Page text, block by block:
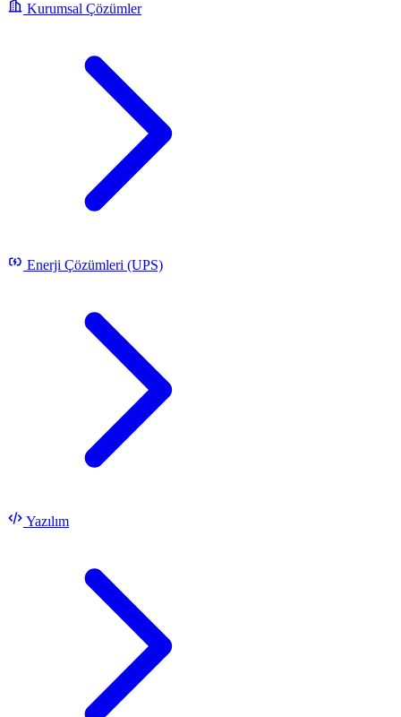
Kurumsal Çözümler
Enerji Çözümleri (UPS)
Yazılım